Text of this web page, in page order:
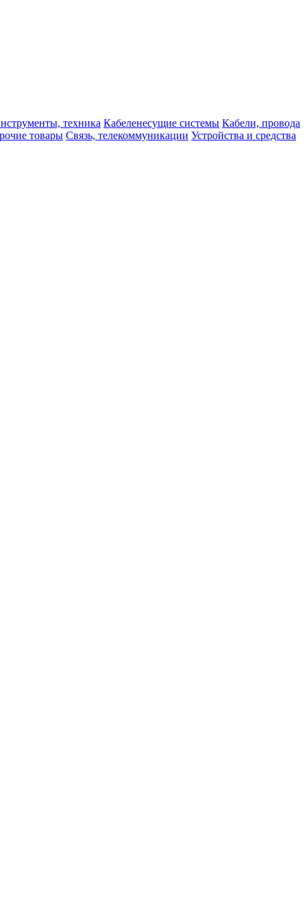
техника Кабеленесущие системы Кабели, провода
товары Связь, телекоммуникации Устройства и средства